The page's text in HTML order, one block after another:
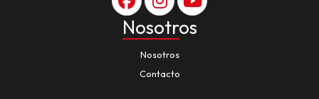
Nosotros
Nosotros
Contacto